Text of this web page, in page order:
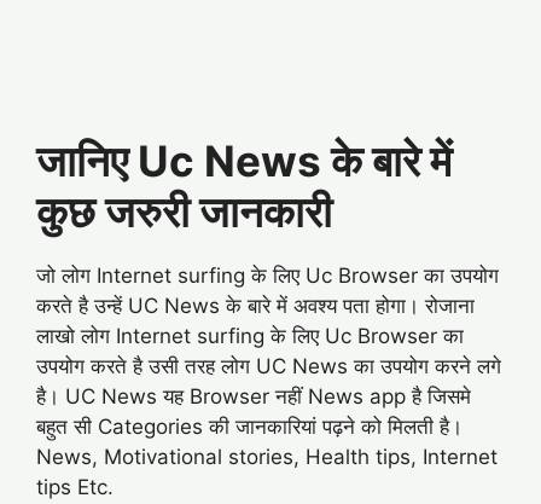
जानिए Uc News के बारे में
कुछ जरुरी जानकारी
जो लोग Internet surfing के लिए Uc Browser का उपयोग
करते है उन्हें UC News के बारे में अवश्य पता होगा। रोजाना
लाखो लोग Internet surfing के लिए Uc Browser का
उपयोग करते है उसी तरह लोग UC News का उपयोग करने लगे
है। UC News यह Browser नहीं News app है जिसमे
बहुत सी Categories की जानकारियां पढ़ने को मिलती है।
News, Motivational stories, Health tips, Internet
tips Etc.